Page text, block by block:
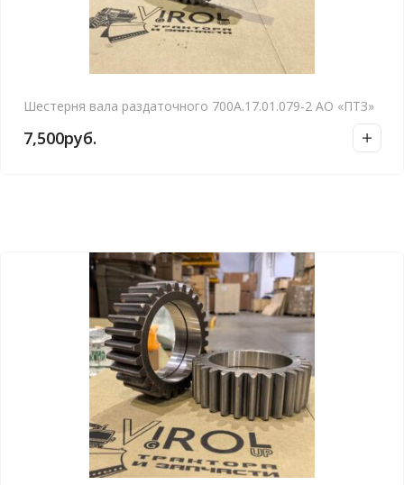
Шестерня вала раздаточного 700А.17.01.079-2 АО «ПТЗ»
7,500руб.